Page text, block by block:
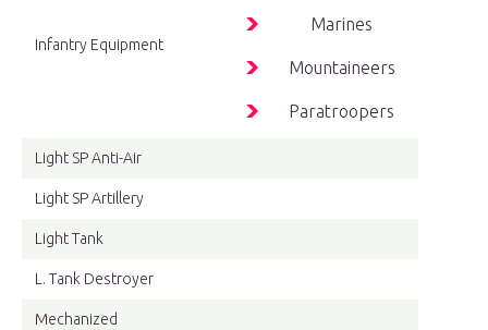
Infantry Equipment
Marines
Mountaineers
Paratroopers
Light SP Anti-Air
Light SP Artillery
Light Tank
L. Tank Destroyer
Mechanized